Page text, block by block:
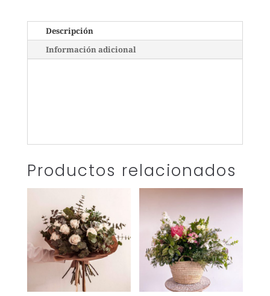
Descripción
Información adicional
Productos relacionados